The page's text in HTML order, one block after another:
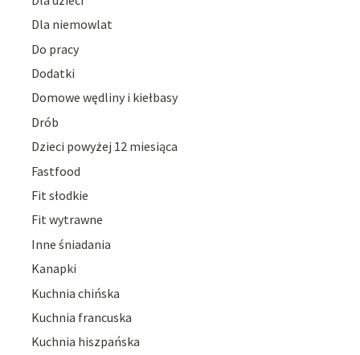
Dla niemowlat
Do pracy
Dodatki
Domowe wędliny i kiełbasy
Drób
Dzieci powyżej 12 miesiąca
Fastfood
Fit słodkie
Fit wytrawne
Inne śniadania
Kanapki
Kuchnia chińska
Kuchnia francuska
Kuchnia hiszpańska